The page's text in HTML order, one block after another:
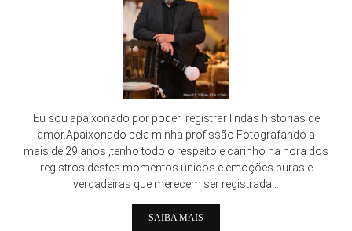
Eu sou apaixonado por poder registrar lindas historias de
amor.Apaixonado pela minha profissão Fotografando a
mais de 29 anos ,tenho todo o respeito e carinho na hora dos
registros destes momentos únicos e emoções puras e
verdadeiras que merecem ser registrada...
SAIBA MAIS